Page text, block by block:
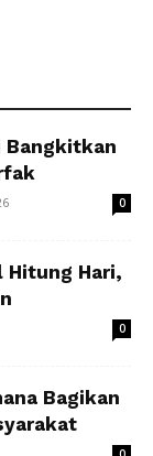
Bangkitkan
0
Hitung Hari,
0
Bagikan